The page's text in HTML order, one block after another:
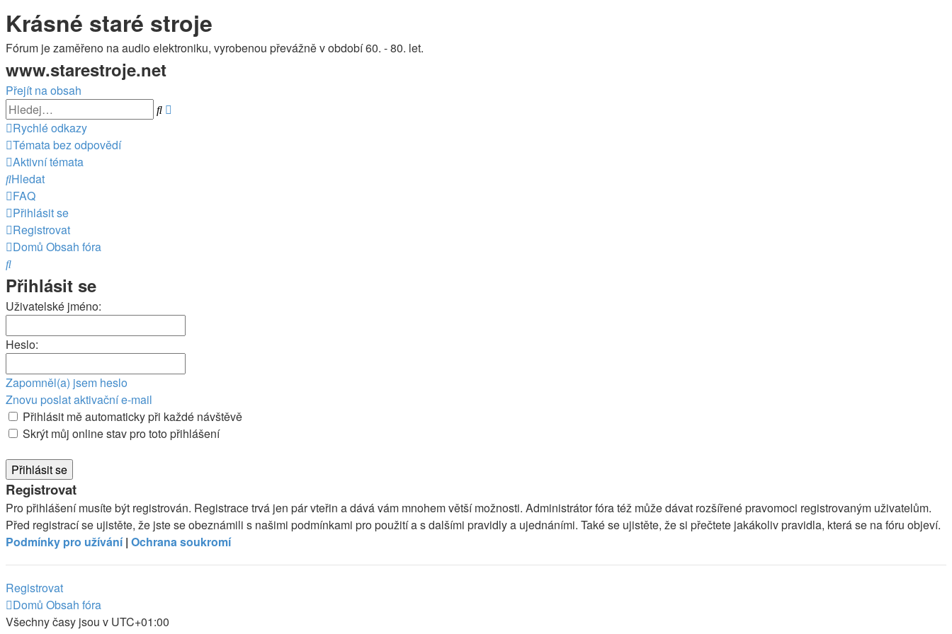
Krásné staré stroje
Fórum je zaměřeno na audio elektroniku, vyrobenou převážně v období 60. - 80. let.
www.starestroje.net
Přejít na obsah
Hledat
Rychlé odkazy
Témata bez odpovědí
Aktivní témata
Hledat
FAQ
Přihlásit se
Registrovat
Domů Obsah fóra
Hledat
Přihlásit se
Uživatelské jméno:
Heslo:
Zapomněl(a) jsem heslo
Znovu poslat aktivační e-mail
Přihlásit mě automaticky při každé návštěvě
Skrýt můj online stav pro toto přihlášení
Registrovat
Pro přihlášení musíte být registrován. Registrace trvá jen pár vteřin a dává vám mnohem větší možnosti. Administrátor fóra též může dávat rozšířené pravomoci registrovaným uživatelům.
Před registrací se ujistěte, že jste se obeznámili s našimi podmínkami pro použití a s dalšími pravidly a ujednáními. Také se ujistěte, že si přečtete jakákoliv pravidla, která se na fóru objeví.
Podmínky pro užívání| Ochrana soukromí
Registrovat
Domů Obsah fóra
Všechny časy jsou v UTC+01:00